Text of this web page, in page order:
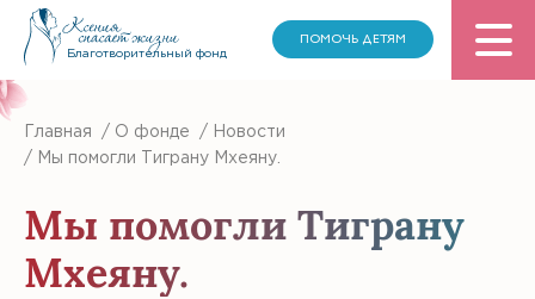
Благотворительный фонд
ПОМОЧЬ ДЕТЯМ
Главная / О фонде /
Новости
/
Мы помогли Тиграну Мхеяну.
Мы помогли Тиграну
Мхеяну.